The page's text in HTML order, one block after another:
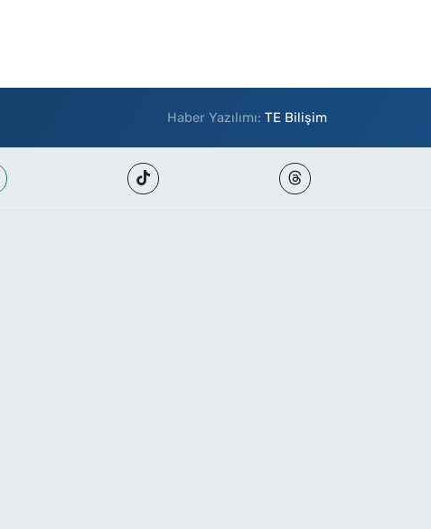
Haber Yazılımı:TE Bilişim